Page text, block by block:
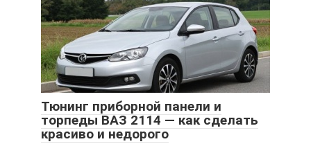
Тюнинг приборной панели и
торпеды ВАЗ 2114 — как сделать
красиво и недорого